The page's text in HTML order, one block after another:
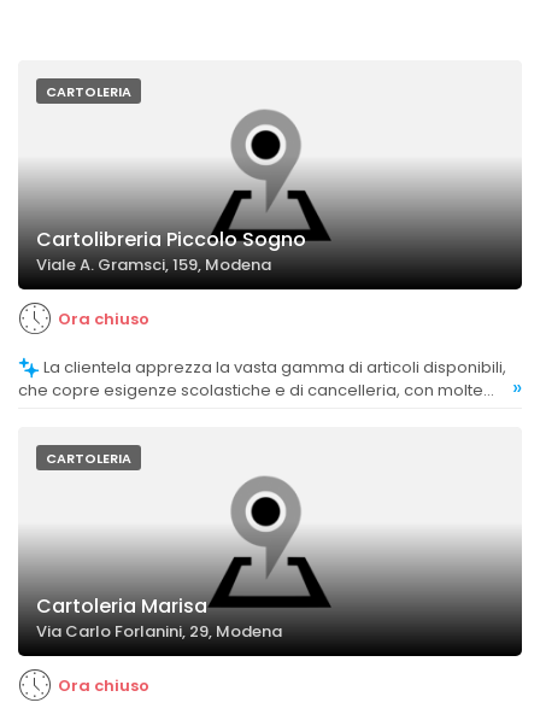
CARTOLERIA
Cartolibreria Piccolo Sogno
Viale A. Gramsci, 159, Modena
Ora chiuso
che copre esigenze scolastiche e di cancelleria, con molte
»
CARTOLERIA
Cartoleria Marisa
Via Carlo Forlanini, 29, Modena
Ora chiuso